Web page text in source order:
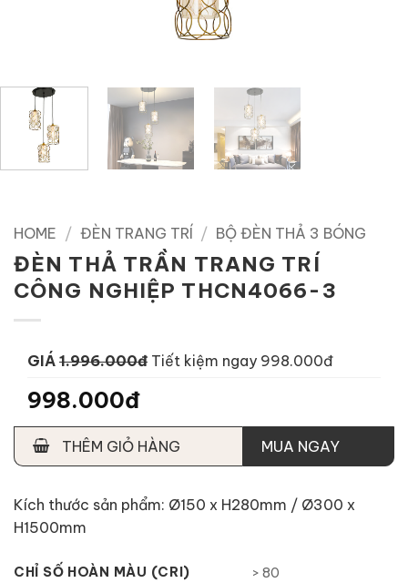
HOME / ĐÈN TRANG TRÍ / BỘ ĐÈN THẢ 3 BÓNG
ĐÈN THẢ TRẦN TRANG TRÍ
CÔNG NGHIỆP THCN4066-3
GIÁ 1.996.000đ Tiết kiệm ngay 998.000đ
998.000đ
THÊM GIỎ HÀNG MUA NGAY
Kích thước sản phẩm: Ø150 x H280mm / Ø300 x
H1500mm
CHỈ SỐ HOÀN MÀU (CRI)
> 80